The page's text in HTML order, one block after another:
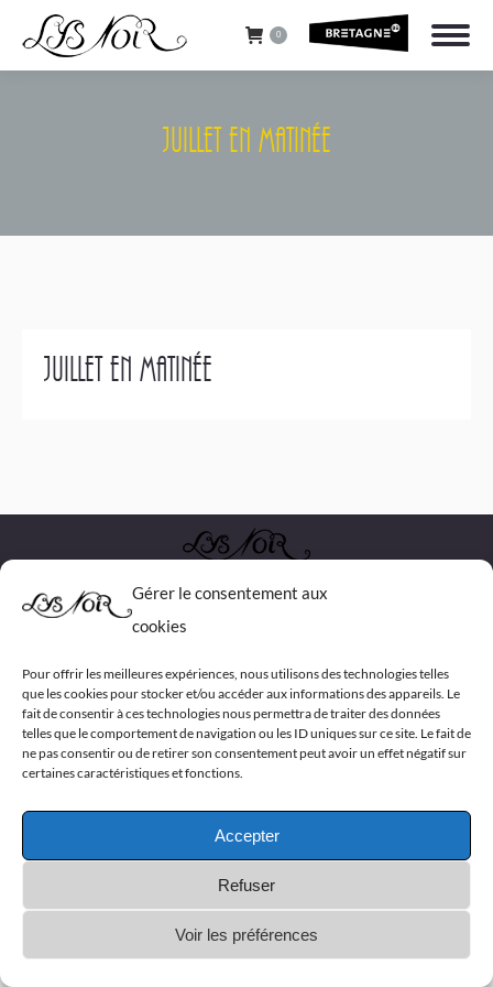
Gérer le consentement aux
cookies
Pour offrir les meilleures expériences, nous utilisons des technologies telles
que les cookies pour stocker et/ou accéder aux informations des appareils. Le
fait de consentir à ces technologies nous permettra de traiter des données
telles que le comportement de navigation ou les ID uniques sur ce site. Le fait de
ne pas consentir ou de retirer son consentement peut avoir un effet négatif sur
certaines caractéristiques et fonctions.
Accepter
Refuser
Voir les préférences
0
Juillet En Matinée
Juillet en matinée
© 2025-26 S.LEPROVOST